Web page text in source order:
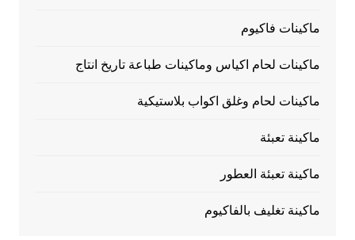
ماكينات فاكيوم
ماكينات لحام اكياس وماكينات طباعة تاريخ انتاج
ماكينات لحام وغلق اكواب بلاستيكية
ماكينة تعبئة
ماكينة تعبئة العطور
ماكينة تغليف بالفاكيوم